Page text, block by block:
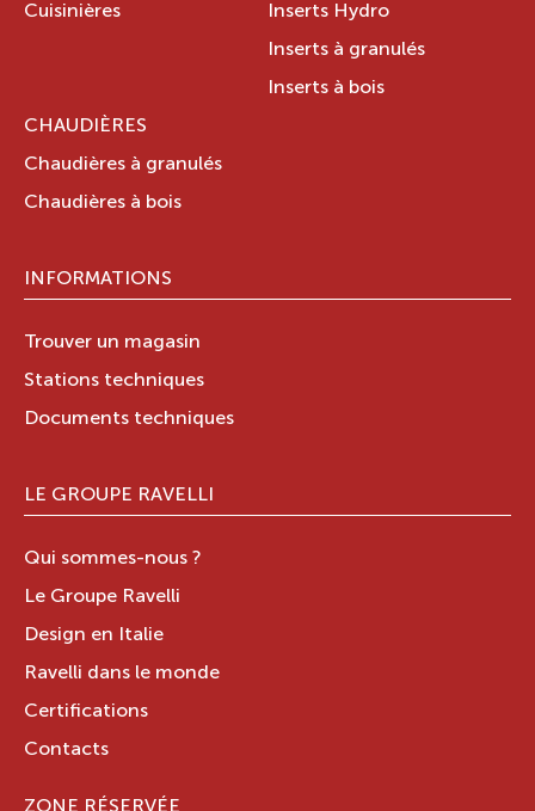
Cuisinières
Inserts Hydro
Inserts à granulés
Inserts à bois
CHAUDIÈRES
Chaudières à granulés
Chaudières à bois
INFORMATIONS
Trouver un magasin
Stations techniques
Documents techniques
LE GROUPE RAVELLI
Qui sommes-nous ?
Le Groupe Ravelli
Design en Italie
Ravelli dans le monde
Certifications
Contacts
ZONE RÉSERVÉE